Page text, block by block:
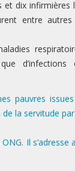
dix infirmières
entre
d’infections
pauvres
la servitude par
Il s’adresse